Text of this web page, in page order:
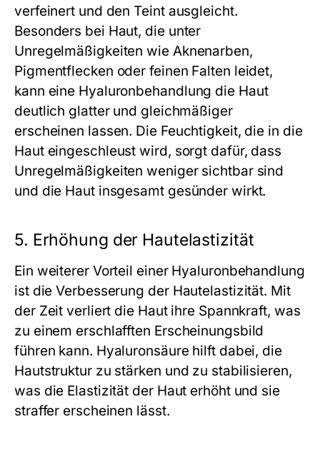
verfeinert und den Teint ausgleicht.
Besonders bei Haut, die unter
Unregelmäßigkeiten wie Aknenarben,
Pigmentflecken oder feinen Falten leidet,
kann eine Hyaluronbehandlung die Haut
deutlich glatter und gleichmäßiger
erscheinen lassen. Die Feuchtigkeit, die in die
Haut eingeschleust wird, sorgt dafür, dass
Unregelmäßigkeiten weniger sichtbar sind
und die Haut insgesamt gesünder wirkt.
5. Erhöhung der Hautelastizität
Ein weiterer Vorteil einer Hyaluronbehandlung
ist die Verbesserung der Hautelastizität. Mit
der Zeit verliert die Haut ihre Spannkraft, was
zu einem erschlafften Erscheinungsbild
führen kann. Hyaluronsäure hilft dabei, die
Hautstruktur zu stärken und zu stabilisieren,
was die Elastizität der Haut erhöht und sie
straffer erscheinen lässt.